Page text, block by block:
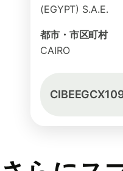
(EGYPT) S.A.E.
都市・市区町村
CAIRO